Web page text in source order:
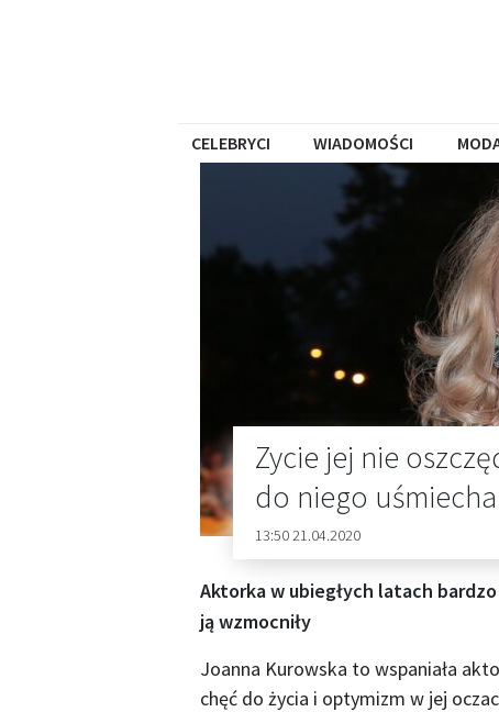
CELEBRYCI WIADOMOŚCI
Zycie jej nie
do niego uśmiecha
13:50 21.04.2020
Aktorka w ubiegłych latach
ją wzmocniły
Joanna Kurowska to wspaniała
chęć do życia i optymizm w jej